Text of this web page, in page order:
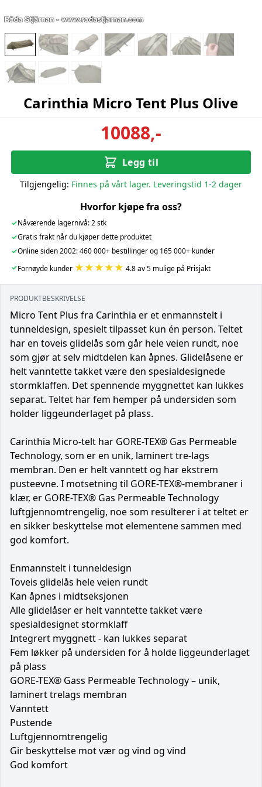
Carinthia Micro Tent Plus Olive
10088,-
Legg til
Tilgjengelig: Finnes på vårt lager. Leveringstid 1-2 dager
Hvorfor kjøpe fra oss?
✓Nåværende lagernivå: 2 stk
✓Gratis frakt når du kjøper dette produktet
✓Online siden 2002: 460 000+ bestillinger og 165 000+ kunder
✓Fornøyde kunder ★★★★★ 4.8 av 5 mulige på Prisjakt
PRODUKTBESKRIVELSE
Micro Tent Plus fra Carinthia er et enmannstelt i
tunneldesign, spesielt tilpasset kun én person. Teltet
har en toveis glidelås som går hele veien rundt, noe
som gjør at selv midtdelen kan åpnes. Glidelåsene er
helt vanntette takket være den spesialdesignede
stormklaffen. Det spennende myggnettet kan lukkes
separat. Teltet har fem hemper på undersiden som
holder liggeunderlaget på plass.
Carinthia Micro-telt har GORE-TEX® Gas Permeable
Technology, som er en unik, laminert tre-lags
membran. Den er helt vanntett og har ekstrem
pusteevne. I motsetning til GORE-TEX®-membraner i
klær, er GORE-TEX® Gas Permeable Technology
luftgjennomtrengelig, noe som resulterer i at teltet er
en sikker beskyttelse mot elementene sammen med
god komfort.
Enmannstelt i tunneldesign
Toveis glidelås hele veien rundt
Kan åpnes i midtseksjonen
Alle glidelåser er helt vanntette takket være
spesialdesignet stormklaff
Integrert myggnett - kan lukkes separat
Fem løkker på undersiden for å holde liggeunderlaget
på plass
GORE-TEX® Gass Permeable Technology – unik,
laminert trelags membran
Vanntett
Pustende
Luftgjennomtrengelig
Gir beskyttelse mot vær og vind og vind
God komfort